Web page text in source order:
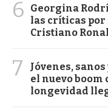
6
Georgina
las críticas por
Cristiano
7
Jóvenes,
el nuevo boom
longevidad